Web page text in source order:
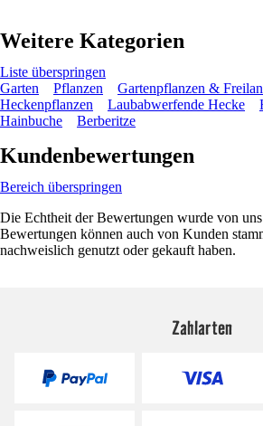
Weitere Kategorien
Liste überspringen
Garten
Pflanzen
Gartenpflanzen &
Heckenpflanzen
Laubabwerfende Hecke
Hainbuche
Berberitze
Kundenbewertungen
Bereich überspringen
Die Echtheit der Bewertungen wurde von
Bewertungen können auch von Kunden
nachweislich genutzt oder gekauft haben.
Zahlarten